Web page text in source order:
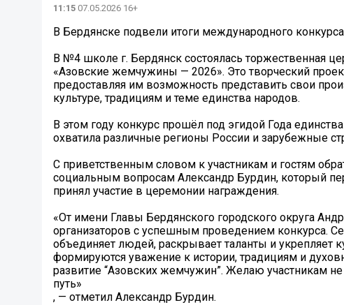
11:15 07.05.2026 16+
В Бердянске подвели итоги международного
В №4 школе г. Бердянск состоялась торжественная
«Азовские жемчужины — 2026». Это творческий
предоставляя им возможность представить свои
культуре, традициям и теме единства народов.
В этом году конкурс прошёл под эгидой Года
охватила различные регионы России и зарубежные
С приветственным словом к участникам и гостям
социальным вопросам Александр Бурдин, который
принял участие в церемонии награждения.
«От имени Главы Бердянского городского округа
организаторов с успешным проведением конкурса.
объединяет людей, раскрывает таланты и укрепляет
формируются уважение к истории, традициям и
развитие “Азовских жемчужин”. Желаю участникам
путь»
, — отметил Александр Бурдин.